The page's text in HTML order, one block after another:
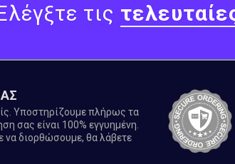
τις
Υποστηρίζουμε πλήρως τα
σας είναι 100% εγγυημένη.
να διορθώσουμε, θα λάβετε